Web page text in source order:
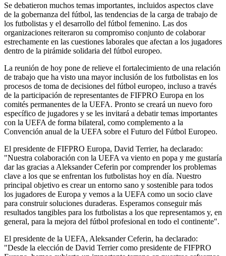
Se debatieron muchos temas importantes, incluidos aspectos clave
de la gobernanza del fútbol, las tendencias de la carga de trabajo de
los futbolistas y el desarrollo del fútbol femenino. Las dos
organizaciones reiteraron su compromiso conjunto de colaborar
estrechamente en las cuestiones laborales que afectan a los jugadores
dentro de la pirámide solidaria del fútbol europeo.
La reunión de hoy pone de relieve el fortalecimiento de una relación
de trabajo que ha visto una mayor inclusión de los futbolistas en los
procesos de toma de decisiones del fútbol europeo, incluso a través
de la participación de representantes de FIFPRO Europa en los
comités permanentes de la UEFA. Pronto se creará un nuevo foro
específico de jugadores y se les invitará a debatir temas importantes
con la UEFA de forma bilateral, como complemento a la
Convención anual de la UEFA sobre el Futuro del Fútbol Europeo.
El presidente de FIFPRO Europa, David Terrier, ha declarado:
"Nuestra colaboración con la UEFA va viento en popa y me gustaría
dar las gracias a Aleksander Ceferin por comprender los problemas
clave a los que se enfrentan los futbolistas hoy en día. Nuestro
principal objetivo es crear un entorno sano y sostenible para todos
los jugadores de Europa y vemos a la UEFA como un socio clave
para construir soluciones duraderas. Esperamos conseguir más
resultados tangibles para los futbolistas a los que representamos y, en
general, para la mejora del fútbol profesional en todo el continente".
El presidente de la UEFA, Aleksander Ceferin, ha declarado:
"Desde la elección de David Terrier como presidente de FIFPRO